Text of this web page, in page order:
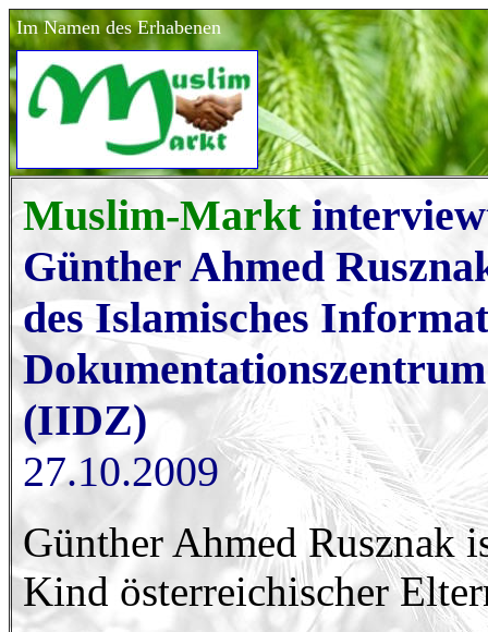
Im Namen des Erhabenen
Muslim-Markt
Günther Ahmed
des Islamisches
(IIDZ)
27.10.2009
Günther Ahmed Rusznak
Kind österreichischer